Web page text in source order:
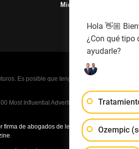
Michigan
Es posible que tenga que pagar a la
Most Influential Advertising Law Firms in
firma de abogados de lesiones personales del
.
Hola 👋🏼
¿Con qué tipo
ayudarle?
Ozempic